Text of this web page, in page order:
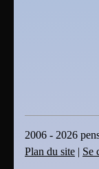
2006 - 2026
Plan du site | Se